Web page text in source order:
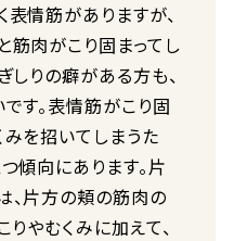
情筋がありますが、
肉がこり固まってし
しりの癖がある方も、
す。表情筋がこり固
を招いてしまうた
傾向にあります。片
、片方の頬の筋肉の
りやむくみに加えて、